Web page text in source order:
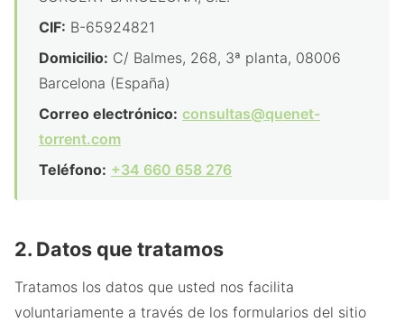
CIF: B-65924821
Domicilio: C/ Balmes, 268, 3ª planta, 08006
Barcelona (España)
Correo electrónico: consultas@quenet-
torrent.com
Teléfono: +34 660 658 276
2. Datos que tratamos
Tratamos los datos que usted nos facilita
voluntariamente a través de los formularios del sitio